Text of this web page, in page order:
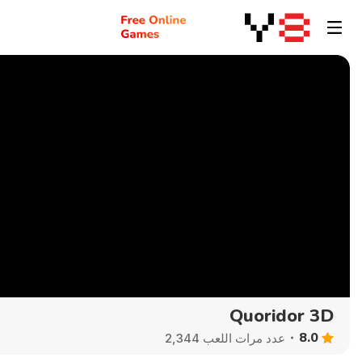
Quoridor 3D
8.0 عدد مرات اللعب 2,344